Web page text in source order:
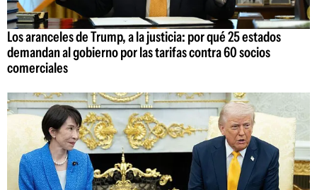
Los aranceles de Trump, a la justicia: por qué 25 estados
demandan al gobierno por las tarifas contra 60 socios
comerciales